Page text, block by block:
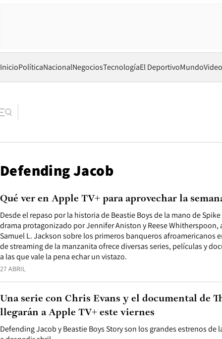
InicioPolíticaNacionalNegociosTecnologíaEl DeportivoMundo
Defending Jacob
27 ABRIL
Desde el repaso por la historia de Beastie Boys de la mano de
drama protagonizado por Jennifer Aniston y Reese Whitherspoon,
Samuel L. Jackson sobre los primeros banqueros afroamericanos
de streaming de la manzanita ofrece diversas series, películas y
a las que vale la pena echar un vistazo.
Qué ver en Apple TV+ para aprovechar la
Defending Jacob y Beastie Boys Story son los grandes estrenos de
Una serie con Chris Evans y el documental de
llegarán a Apple TV+ este viernes